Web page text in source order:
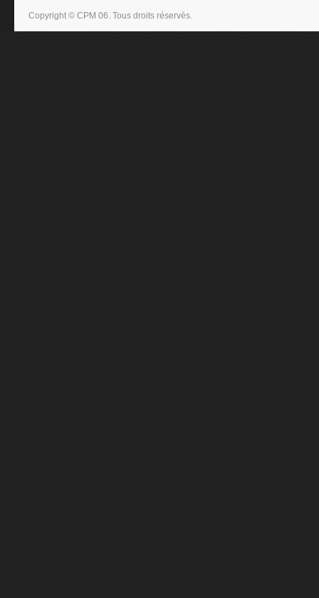
Copyright © CPM 06. Tous droits réservés.